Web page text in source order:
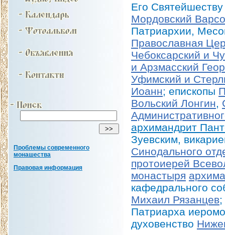
Проблемы современного
монашества
Правовая информация
Его
Мордовский
Патриархии,
Православная
Чебоксарский и
и Арзмасский
Уфимский и
Иоанн; епископы
Вольский Лонгин,
архимандрит
Зуевским,
Синодального
протоиерей
монастыря
кафедрального
Михаил Рязанцев
Патриарха
духовенство